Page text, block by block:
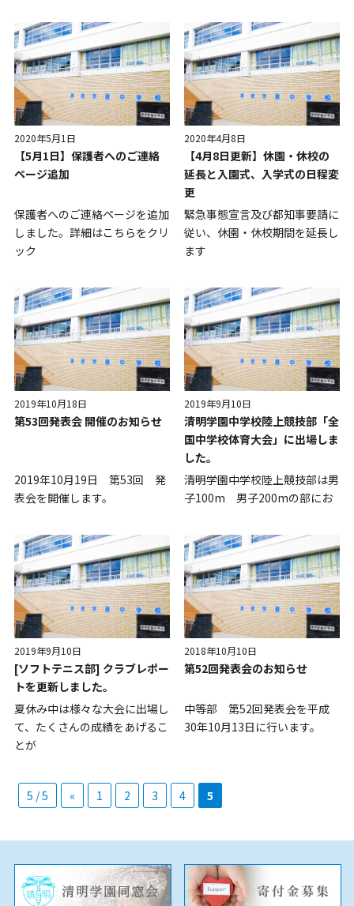
2020年5月1日
【5月1日】保護者へのご連絡
ページ追加
保護者へのご連絡ページを追加
しました。詳細はこちらをクリ
ック
2020年4月8日
【4月8日更新】休園・休校の
延長と入園式、入学式の日程変
更
緊急事態宣言及び都知事要請に
従い、休園・休校期間を延長し
ます
2019年10月18日
第53回発表会 開催のお知らせ
2019年10月19日 第53回 発
表会を開催します。
2019年9月10日
清明学園中学校陸上競技部「全
国中学校体育大会」に出場しま
した。
清明学園中学校陸上競技部は男
子100m 男子200mの部にお
2019年9月10日
[ソフトテニス部] クラブレポー
トを更新しました。
夏休み中は様々な大会に出場し
て、たくさんの成績をあげるこ
とが
2018年10月10日
第52回発表会のお知らせ
中等部 第52回発表会を平成
30年10月13日に行います。
5 / 5 « 1 2 3 4 5